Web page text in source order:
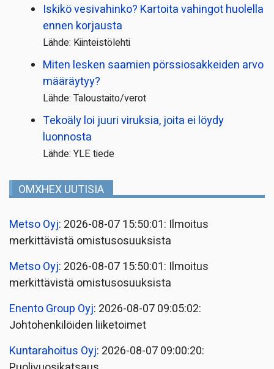
Iskikö vesivahinko? Kartoita vahingot huolella
ennen korjausta
Lähde: Kiinteistölehti
Miten lesken saamien pörssi­osakkeiden arvo
määräytyy?
Lähde: Taloustaito/verot
Tekoäly loi juuri viruksia, joita ei löydy
luonnosta
Lähde: YLE tiede
OMXHEX UUTISIA
Metso Oyj: 2026-08-07 15:50:01: Ilmoitus
merkittävistä omistusosuuksista
Metso Oyj: 2026-08-07 15:50:01: Ilmoitus
merkittävistä omistusosuuksista
Enento Group Oyj: 2026-08-07 09:05:02:
Johtohenkilöiden liiketoimet
Kuntarahoitus Oyj: 2026-08-07 09:00:20: